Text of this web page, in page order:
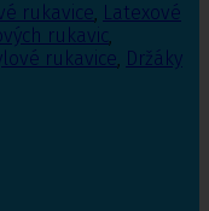
rukavice, Latexové
rukavic,
rukavice, Držáky